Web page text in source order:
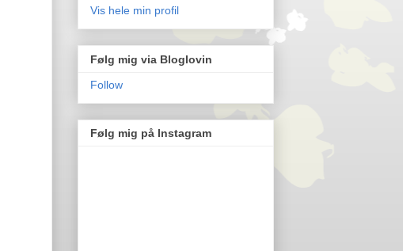
Vis hele min profil
Følg mig via Bloglovin
Follow
Følg mig på Instagram